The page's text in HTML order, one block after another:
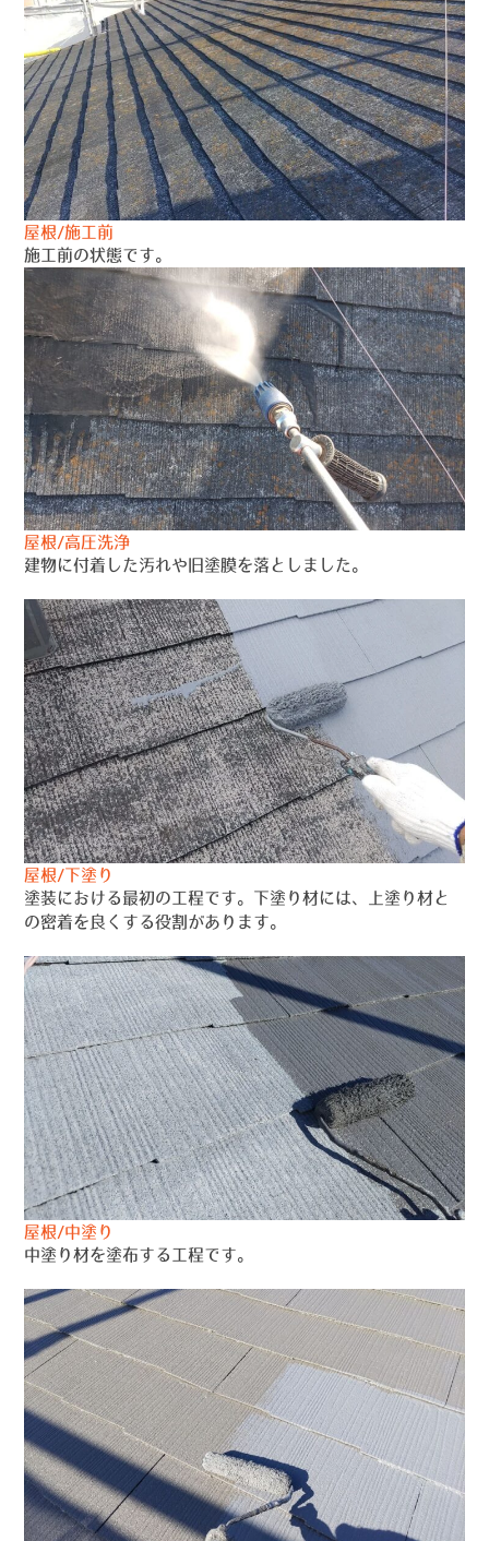
屋根/施工前
施工前の状態です。
屋根/高圧洗浄
建物に付着した汚れや旧塗膜を落としました。
屋根/下塗り
塗装における最初の工程です。下塗り材には、上塗り材と
の密着を良くする役割があります。
屋根/中塗り
中塗り材を塗布する工程です。